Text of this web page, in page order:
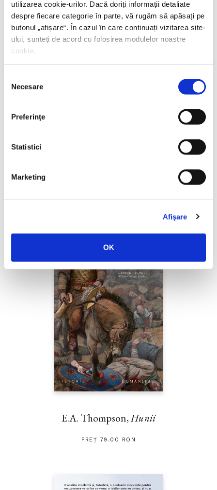
utilizarea cookie-urilor. Dacă doriți informații detaliate
despre fiecare categorie în parte, vă rugăm să apăsați pe
butonul „ afișare“. În cazul în care continuați vizitarea site-
ului, sunteți de acord cu folosirea modulelor noastre
cookie.
consimțământului
Necesare
Preferinţe
Statistici
Marketing
Afişare
OK
Lumea noastră orwelliană
E.A. Thompson,Hunii
PREȚ 79.00 RON